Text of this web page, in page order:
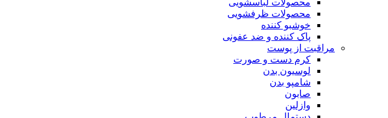
محصولات لباسشویی
محصولات ظرفشویی
خوشبو کننده
پاک کننده و ضد عفونی
مراقبت از پوست
کرم دست و صورت
لوسیون بدن
شامپو بدن
صابون
وازلین